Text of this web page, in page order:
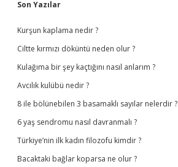
Sidebar
Son Yazılar
Kurşun kaplama nedir ?
Ciltte kırmızı döküntü neden olur ?
Kulağıma bir şey kaçtığını nasıl anlarım ?
Avcılık kulübü nedir ?
8 ile bölünebilen 3 basamaklı sayılar nelerdir ?
6 yaş sendromu nasıl davranmalı ?
Türkiye’nin ilk kadın filozofu kimdir ?
Bacaktaki bağlar koparsa ne olur ?